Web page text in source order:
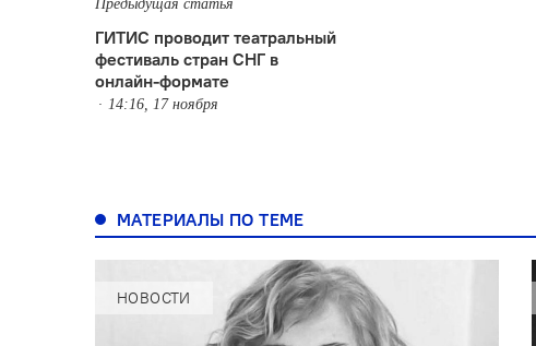
Предыдущая статья
ГИТИС проводит театральный
фестиваль стран СНГ в
онлайн-формате
14:16, 17 ноября
МАТЕРИАЛЫ ПО ТЕМЕ
НОВОСТИ